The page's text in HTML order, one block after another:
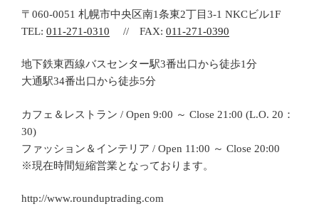
〒060-0051 札幌市中央区南1条東2丁目3-1 NKCビル1F
TEL: 011-271-0310 // FAX: 011-271-0390
地下鉄東西線バスセンター駅3番出口から徒歩1分
大通駅34番出口から徒歩5分
カフェ＆レストラン / Open 9:00 ～ Close 21:00 (L.O. 20：
30)
ファッション＆インテリア / Open 11:00 ～ Close 20:00
※現在時間短縮営業となっております。
http://www.rounduptrading.com